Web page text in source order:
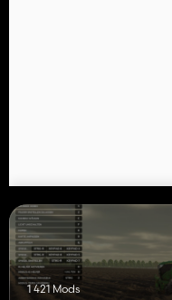
1 421 Mods